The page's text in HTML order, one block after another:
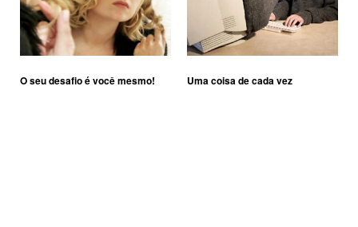
O seu desafio é você mesmo! Uma coisa de cada vez